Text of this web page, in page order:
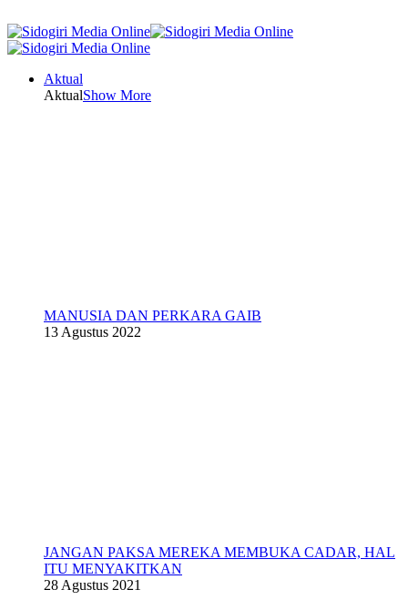
Aktual
AktualShow More
MANUSIA DAN PERKARA GAIB
13 Agustus 2022
JANGAN PAKSA MEREKA MEMBUKA CADAR, HAL
ITU MENYAKITKAN
28 Agustus 2021